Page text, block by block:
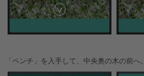
「ペンチ」を入手して、中央奥の木の前へ。